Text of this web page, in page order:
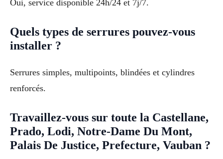
Oui, service disponible 24h/24 et 7j/7.
Quels types de serrures pouvez-vous
installer ?
Serrures simples, multipoints, blindées et cylindres
renforcés.
Travaillez-vous sur toute la Castellane,
Prado, Lodi, Notre-Dame Du Mont,
Palais De Justice, Prefecture, Vauban ?